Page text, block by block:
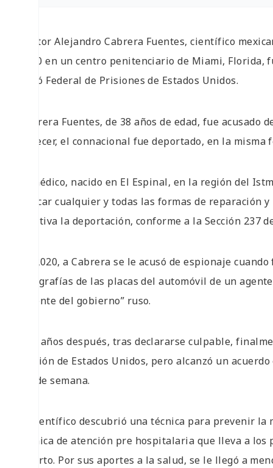
Héctor Alejandro Cabrera Fuentes, científico
2020 en un centro penitenciario de Miami,
Buró Federal de Prisiones de Estados Unidos.
Cabrera Fuentes, de 38 años de edad, fue
parecer, el connacional fue deportado, en la misma
El médico, nacido en El Espinal, en la región del
buscar cualquier y todas las formas de
efectiva la deportación, conforme a la Sección 237
En 2020, a Cabrera se le acusó de espionaje
fotografías de las placas del automóvil de un
“agente del gobierno” ruso.
Dos años después, tras declararse culpable,
prisión de Estados Unidos, pero alcanzó un
fin de semana.
El científico descubrió una técnica para prevenir
técnica de atención pre hospitalaria que lleva a
infarto. Por sus aportes a la salud, se le llegó a